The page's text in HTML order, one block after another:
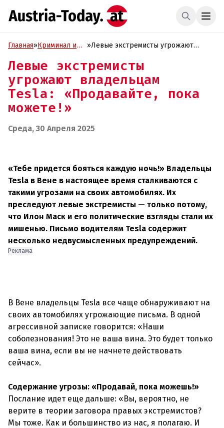
Главная»Криминал и
»Левые экстремисты угрожают
пока можете!»
Левые экстремисты
угрожают владельцам
Tesla: «Продавайте, пока
можете!»
Среда, 30 Апреля 2025
«Тебе придется бояться каждую ночь!» Владельцы
Tesla в Вене в настоящее время сталкиваются с
такими угрозами на своих автомобилях. Их
преследуют левые экстремисты — только потому,
что Илон Маск и его политические взгляды стали их
мишенью. Письмо водителям Tesla содержит
несколько недвусмысленных предупреждений.
Реклама
В Вене владельцы Tesla все чаще обнаруживают на
своих автомобилях угрожающие письма. В одной
агрессивной записке говорится: «Наши
соболезнования! Это не ваша вина. Это будет только
ваша вина, если вы не начнете действовать
сейчас».
Содержание угрозы: «Продавай, пока можешь!»
Послание идет еще дальше: «Вы, вероятно, не
верите в теории заговора правых экстремистов?
Мы тоже. Как и большинство из нас, я полагаю. И